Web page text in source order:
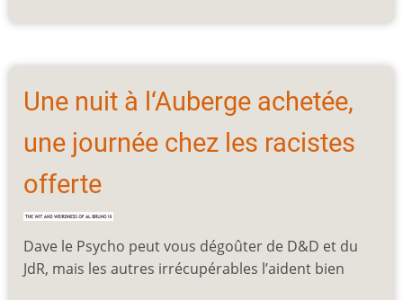
Une nuit à l‘Auberge achetée,
une journée chez les racistes
offerte
Dave le Psycho peut vous dégoûter de D&D et du
JdR, mais les autres irrécupérables l’aident bien